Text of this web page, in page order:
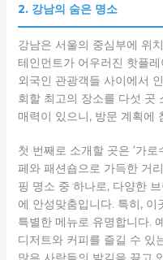
2. 강남의 숨은 명소
강남은 서울의 중심부에 위
테인먼트가 어우러진 핫플
외국인 관광객들 사이에서
회할 최고의 장소를 다섯 곳
매력이 있으니, 방문 계획에
첫 번째로 소개할 곳은 ‘가
페와 패션숍으로 가득한 거
핑 명소 중 하나로, 다양한
에 안성맞춤입니다. 특히,
특별한 메뉴로 유명합니다.
디저트와 커피를 즐길 수 있